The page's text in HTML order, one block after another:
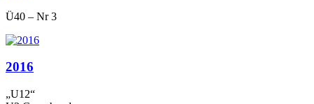
Ü40 – Nr 3
2016
„U12“